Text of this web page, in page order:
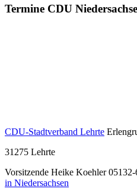
Termine CDU
CDU-Stadtverband Lehrte
31275 Lehrte
Vorsitzende Heike Koehler
in Niedersachsen